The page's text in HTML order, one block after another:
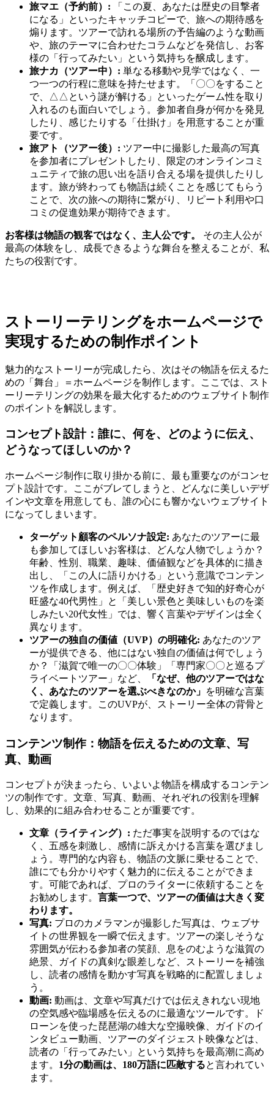
旅マエ（予約前）: 「この夏、あなたは歴史の目撃者
になる」といったキャッチコピーで、旅への期待感を
煽ります。ツアーで訪れる場所の予告編のような動画
や、旅のテーマに合わせたコラムなどを発信し、お客
様の「行ってみたい」という気持ちを醸成します。
旅ナカ（ツアー中）: 単なる移動や見学ではなく、一
つ一つの行程に意味を持たせます。「〇〇をすること
で、△△という謎が解ける」といったゲーム性を取り
入れるのも面白いでしょう。参加者自身が何かを発見
したり、感じたりする「仕掛け」を用意することが重
要です。
旅アト（ツアー後）: ツアー中に撮影した最高の写真
を参加者にプレゼントしたり、限定のオンラインコミ
ュニティで旅の思い出を語り合える場を提供したりし
ます。旅が終わっても物語は続くことを感じてもらう
ことで、次の旅への期待に繋がり、リピート利用や口
コミの促進効果が期待できます。
お客様は物語の観客ではなく、主人公です。
その主人公が
最高の体験をし、成長できるような舞台を整えることが、私
たちの役割です。
ストーリーテリングをホームページで
実現するための制作ポイント
魅力的なストーリーが完成したら、次はその物語を伝えるた
めの「舞台」＝ホームページを制作します。ここでは、スト
ーリーテリングの効果を最大化するためのウェブサイト制作
のポイントを解説します。
コンセプト設計：誰に、何を、どのように伝え、
どうなってほしいのか？
ホームページ制作に取り掛かる前に、最も重要なのがコンセ
プト設計です。ここがブレてしまうと、どんなに美しいデザ
インや文章を用意しても、誰の心にも響かないウェブサイト
になってしまいます。
ターゲット顧客のペルソナ設定: あなたのツアーに最
も参加してほしいお客様は、どんな人物でしょうか？
年齢、性別、職業、趣味、価値観などを具体的に描き
出し、「この人に語りかける」という意識でコンテン
ツを作成します。例えば、「歴史好きで知的好奇心が
旺盛な40代男性」と「美しい景色と美味しいものを楽
しみたい20代女性」では、響く言葉やデザインは全く
異なります。
ツアーの独自の価値（UVP）の明確化: あなたのツア
ーが提供できる、他にはない独自の価値は何でしょう
か？「滋賀で唯一の〇〇体験」「専門家〇〇と巡るプ
ライベートツアー」など、
「なぜ、他のツアーではな
く、あなたのツアーを選ぶべきなのか」 を明確な言葉
で定義します。このUVPが、ストーリー全体の背骨と
なります。
コンテンツ制作：物語を伝えるための文章、写
真、動画
コンセプトが決まったら、いよいよ物語を構成するコンテン
ツの制作です。文章、写真、動画、それぞれの役割を理解
し、効果的に組み合わせることが重要です。
文章（ライティング）: ただ事実を説明するのではな
く、五感を刺激し、感情に訴えかける言葉を選びまし
ょう。専門的な内容も、物語の文脈に乗せることで、
誰にでも分かりやすく魅力的に伝えることができま
す。可能であれば、プロのライターに依頼することを
お勧めします。 言葉一つで、ツアーの価値は大きく変
わります。
写真: プロのカメラマンが撮影した写真は、ウェブサ
イトの世界観を一瞬で伝えます。ツアーの楽しそうな
雰囲気が伝わる参加者の笑顔、息をのむような滋賀の
絶景、ガイドの真剣な眼差しなど、ストーリーを補強
し、読者の感情を動かす写真を戦略的に配置しましょ
う。
動画: 動画は、文章や写真だけでは伝えきれない現地
の空気感や臨場感を伝えるのに最適なツールです。ド
ローンを使った琵琶湖の雄大な空撮映像、ガイドのイ
ンタビュー動画、ツアーのダイジェスト映像などは、
読者の「行ってみたい」という気持ちを最高潮に高め
ます。 1分の動画は、180万語に匹敵すると言われてい
ます。